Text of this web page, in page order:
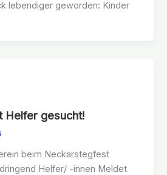
lebendiger geworden: Kinder
Helfer gesucht!
beim Neckarstegfest
Helfer/ -innen Meldet